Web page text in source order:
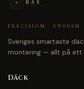
PRECISION · SWEDEN
Sveriges smartaste
montering — allt på ett
Däck